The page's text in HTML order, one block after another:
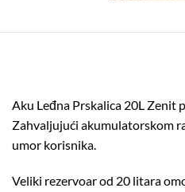
Aku Leđna Prskalica 20L
Zahvaljujući akumulatorskom
umor korisnika.
Veliki rezervoar od 20 litara